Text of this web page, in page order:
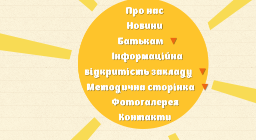
Про нас
Новини
Батькам
Iнформацiйна
вiдкритiсть закладу
Методична сторiнка
Фотогалерея
Контакти